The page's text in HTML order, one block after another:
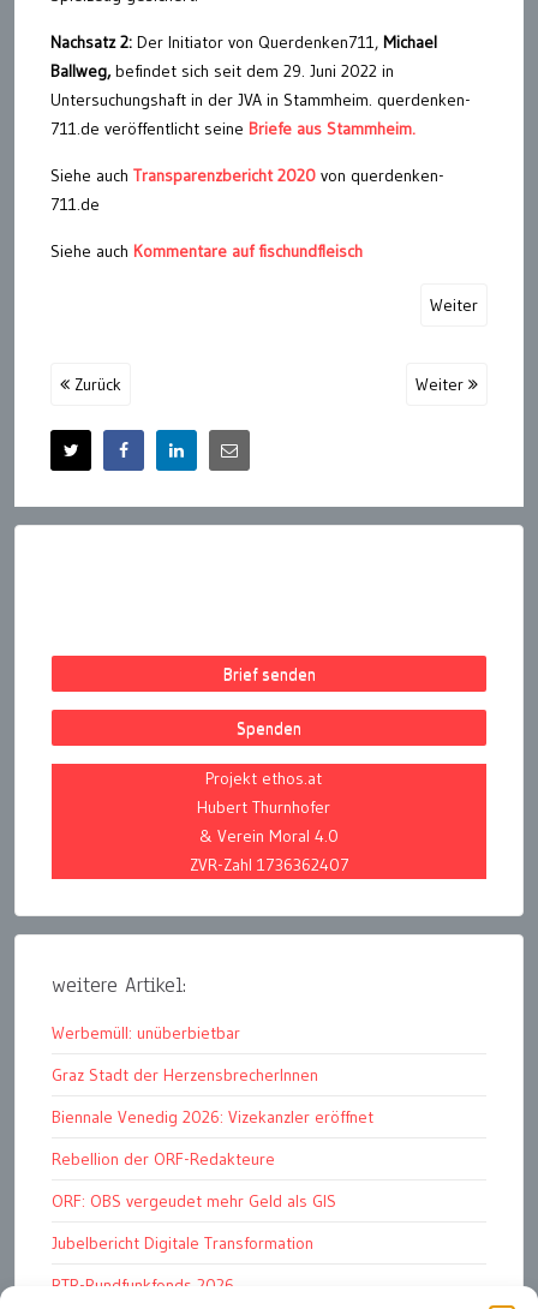
Nachsatz 2: Der Initiator von Querdenken711, Michael
Ballweg,befindet sich seit dem 29. Juni 2022 in
Untersuchungshaft in der JVA in Stammheim. querdenken-
711.de veröffentlicht seine Briefe aus Stammheim.
Siehe auch Transparenzbericht 2020 von querdenken-
711.de
Siehe auch Kommentare auf fischundfleisch
Weiter
Zurück Weiter
Brief senden
Spenden
Projekt ethos.at
Hubert Thurnhofer
& Verein Moral 4.0
ZVR-Zahl 1736362407
weitere Artikel:
Werbemüll: unüberbietbar
Graz Stadt der HerzensbrecherInnen
Biennale Venedig 2026: Vizekanzler eröffnet
Rebellion der ORF-Redakteure
ORF: OBS vergeudet mehr Geld als GIS
Jubelbericht Digitale Transformation
RTR-Rundfunkfonds 2026